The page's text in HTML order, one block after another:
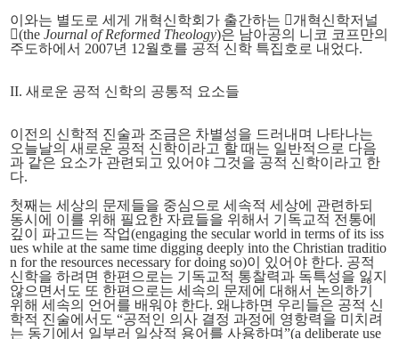
이와는 별도로 세게 개혁신학회가 출간하는 󰡔개혁신학저널
󰡕(theJournal of Reformed Theology)은 남아공의 니코 코프만의
주도하에서 2007년 12월호를 공적 신학 특집호로 내었다.
II. 새로운 공적 신학의 공통적 요소들
이전의 신학적 진술과 조금은 차별성을 드러내며 나타나는
오늘날의 새로운 공적 신학이라고 할 때는 일반적으로 다음
과 같은 요소가 관련되고 있어야 그것을 공적 신학이라고 한
다.
첫째는 세상의 문제들을 중심으로 세속적 세상에 관련하되
동시에 이를 위해 필요한 자료들을 위해서 기독교적 전통에
깊이 파고드는 작업(engaging the secular world in terms of its iss
ues while at the same time digging deeply into the Christian traditio
n for the resources necessary for doing so)이 있어야 한다. 공적
신학을 하려면 한편으로는 기독교적 통찰력과 독특성을 잃지
않으면서도 또 한편으로는 세속의 문제에 대해서 논의하기
위해 세속의 언어를 배워야 한다. 왜냐하면 우리들은 공적 신
학적 진술에서도 “공적인 의사 결정 과정에 영항력을 미치려
는 동기에서 일부러 일상적 용어를 사용하며”(a deliberate use